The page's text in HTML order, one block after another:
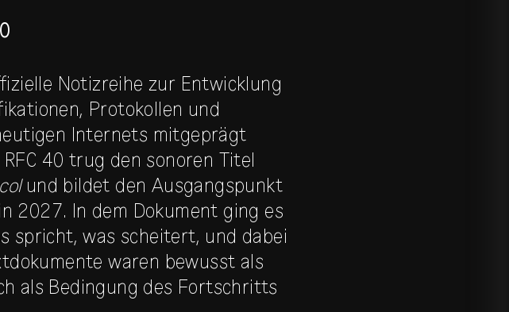
Notizreihe zur Entwicklung
Protokollen und
Internets mitgeprägt
40 trug den sonoren Titel
und bildet den Ausgangspunkt
2027. In dem Dokument ging es
spricht, was scheitert, und dabei
waren bewusst als
als Bedingung des Fortschritts